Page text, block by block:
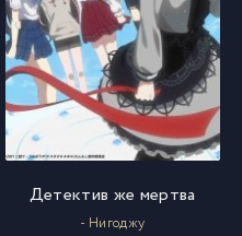
Детектив же мертва
- Нигоджу